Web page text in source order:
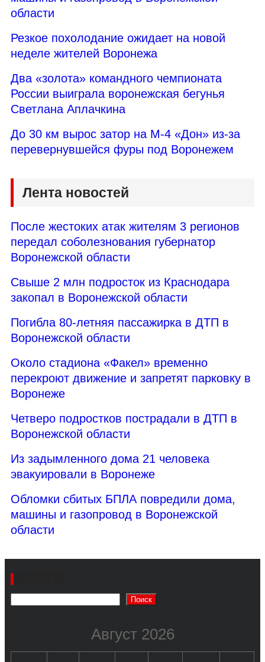
области
Резкое похолодание ожидает на новой
неделе жителей Воронежа
Два «золота» командного чемпионата
России выиграла воронежская бегунья
Светлана Аплачкина
До 30 км вырос затор на М-4 «Дон» из-за
перевернувшейся фуры под Воронежем
Лента новостей
После жестоких атак жителям 3 регионов
передал соболезнования губернатор
Воронежской области
Свыше 2 млн подросток из Краснодара
закопал в Воронежской области
Погибла 80-летняя пассажирка в ДТП в
Воронежской области
Около стадиона «Факел» временно
перекроют движение и запретят парковку в
Воронеже
Четверо подростков пострадали в ДТП в
Воронежской области
Из задымленного дома 21 человека
эвакуировали в Воронеже
Обломки сбитых БПЛА повредили дома,
машины и газопровод в Воронежской
области
Поиск
Август 2026